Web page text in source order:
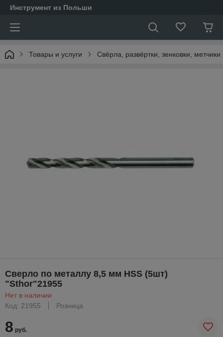
Инструмент из Польши
Товары и услуги Свёрла, развёртки, зенковки,
Сверло по металлу 8,5 мм HSS (5шт)
"Sthor"21955
Нет в наличии
Код: 21955
Розница
8 руб.